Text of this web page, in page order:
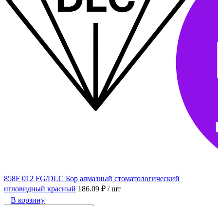
858F 012 FG/DLC Бор алмазный стоматологический
игловидный красный 186.09 ₽ / шт
В корзину